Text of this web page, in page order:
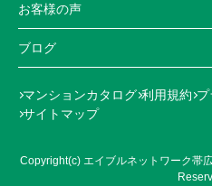
お客様の声
ブログ
マンションカタログ 利用規約 プ
サイトマップ
Copyright(c) エイブルネットワーク帯